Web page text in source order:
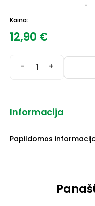
-
Kaina:
12,90 €
- +
Informacija
Papildomos